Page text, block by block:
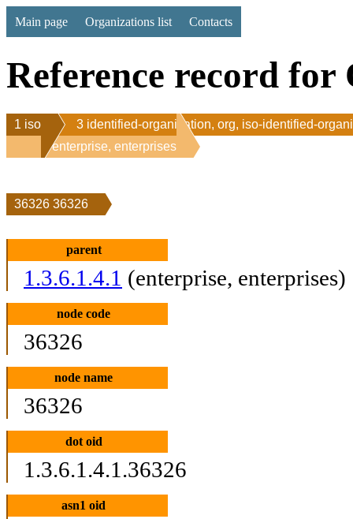
Main page Organizations list Contacts
Reference record for
1 iso
3 identified-organization, org, iso-identified-
1 enterprise, enterprises
36326 36326
parent
1.3.6.1.4.1 (enterprise, enterprises)
node code
36326
node name
36326
dot oid
1.3.6.1.4.1.36326
asn1 oid